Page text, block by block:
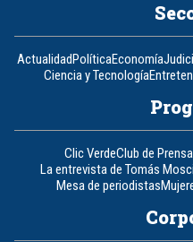
ActualidadPolíticaEconomía
Ciencia y Tecnología
Clic VerdeClub de Prensa
La entrevista de Tomás
Mesa de periodistas